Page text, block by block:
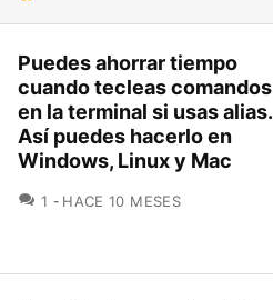
Puedes ahorrar tiempo
cuando tecleas comandos
en la terminal si usas alias.
Así puedes hacerlo en
Windows, Linux y Mac
1 COMENTARIOS
HACE 10 MESES